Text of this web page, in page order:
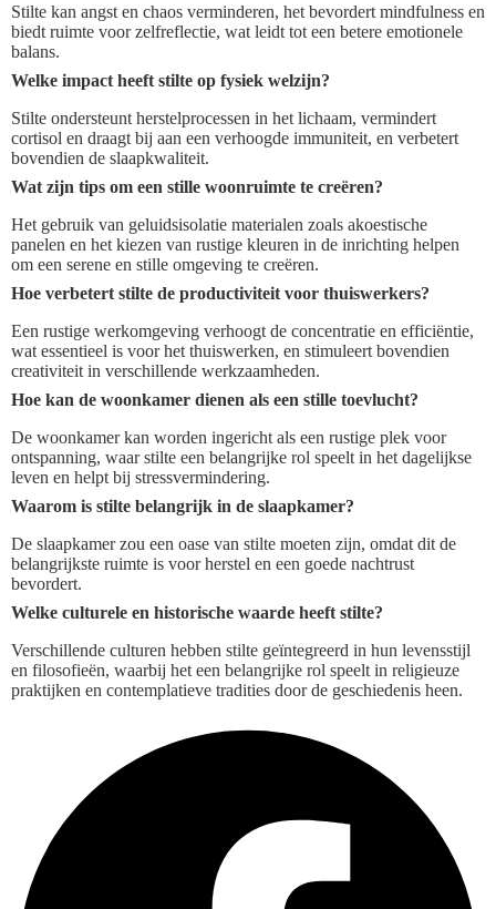
Stilte kan angst en chaos verminderen, het bevordert mindfulness en
biedt ruimte voor zelfreflectie, wat leidt tot een betere emotionele
balans.
Welke impact heeft stilte op fysiek welzijn?
Stilte ondersteunt herstelprocessen in het lichaam, vermindert
cortisol en draagt bij aan een verhoogde immuniteit, en verbetert
bovendien de slaapkwaliteit.
Wat zijn tips om een stille woonruimte te creëren?
Het gebruik van geluidsisolatie materialen zoals akoestische
panelen en het kiezen van rustige kleuren in de inrichting helpen
om een serene en stille omgeving te creëren.
Hoe verbetert stilte de productiviteit voor thuiswerkers?
Een rustige werkomgeving verhoogt de concentratie en efficiëntie,
wat essentieel is voor het thuiswerken, en stimuleert bovendien
creativiteit in verschillende werkzaamheden.
Hoe kan de woonkamer dienen als een stille toevlucht?
De woonkamer kan worden ingericht als een rustige plek voor
ontspanning, waar stilte een belangrijke rol speelt in het dagelijkse
leven en helpt bij stressvermindering.
Waarom is stilte belangrijk in de slaapkamer?
De slaapkamer zou een oase van stilte moeten zijn, omdat dit de
belangrijkste ruimte is voor herstel en een goede nachtrust
bevordert.
Welke culturele en historische waarde heeft stilte?
Verschillende culturen hebben stilte geïntegreerd in hun levensstijl
en filosofieën, waarbij het een belangrijke rol speelt in religieuze
praktijken en contemplatieve tradities door de geschiedenis heen.